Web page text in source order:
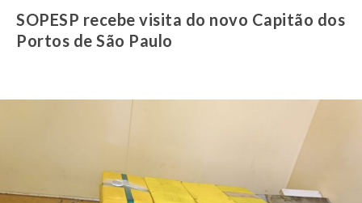
SOPESP recebe visita do novo Capitão dos
Portos de São Paulo